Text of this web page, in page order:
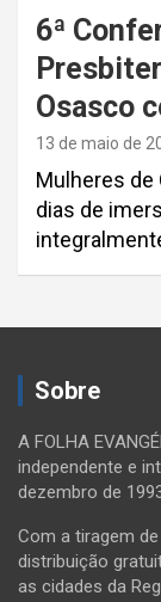
6ª
Osasco
13 de maio de
Mulheres de
dias de
Paginação
de
posts
Sobre
A FOLHA
independente e
dezembro de
Com a tiragem
distribuição
as cidades da